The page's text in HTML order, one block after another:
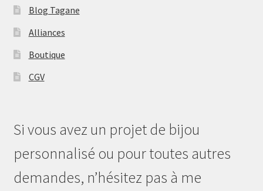
Blog Tagane
Alliances
Boutique
CGV
Si vous avez un projet de bijou
personnalisé ou pour toutes autres
demandes, n’hésitez pas à me